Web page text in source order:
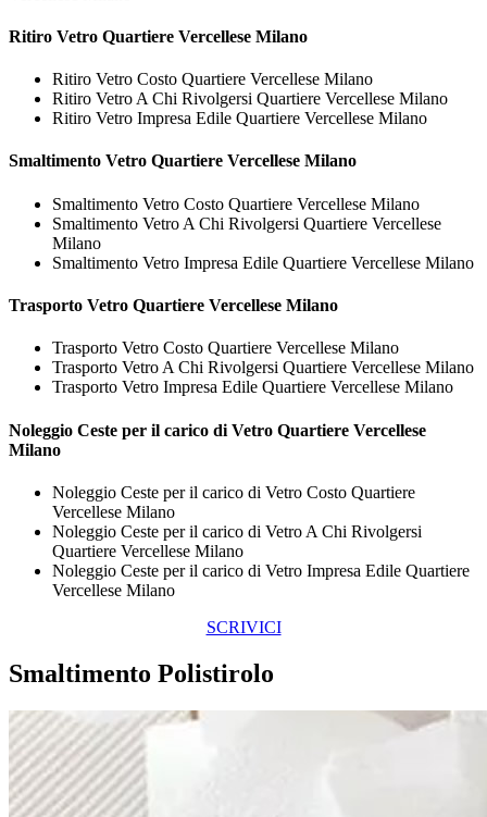
Ritiro Vetro Quartiere Vercellese Milano
Ritiro Vetro Costo Quartiere Vercellese Milano
Ritiro Vetro A Chi Rivolgersi Quartiere Vercellese Milano
Ritiro Vetro Impresa Edile Quartiere Vercellese Milano
Smaltimento Vetro Quartiere Vercellese Milano
Smaltimento Vetro Costo Quartiere Vercellese Milano
Smaltimento Vetro A Chi Rivolgersi Quartiere Vercellese
Milano
Smaltimento Vetro Impresa Edile Quartiere Vercellese Milano
Trasporto Vetro Quartiere Vercellese Milano
Trasporto Vetro Costo Quartiere Vercellese Milano
Trasporto Vetro A Chi Rivolgersi Quartiere Vercellese Milano
Trasporto Vetro Impresa Edile Quartiere Vercellese Milano
Noleggio Ceste per il carico di Vetro Quartiere Vercellese
Milano
Noleggio Ceste per il carico di Vetro Costo Quartiere
Vercellese Milano
Noleggio Ceste per il carico di Vetro A Chi Rivolgersi
Quartiere Vercellese Milano
Noleggio Ceste per il carico di Vetro Impresa Edile Quartiere
Vercellese Milano
SCRIVICI
Smaltimento Polistirolo